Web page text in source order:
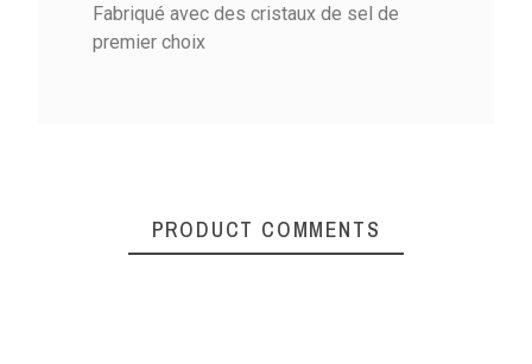
Fabriqué avec des cristaux de sel de
premier choix
PRODUCT COMMENTS